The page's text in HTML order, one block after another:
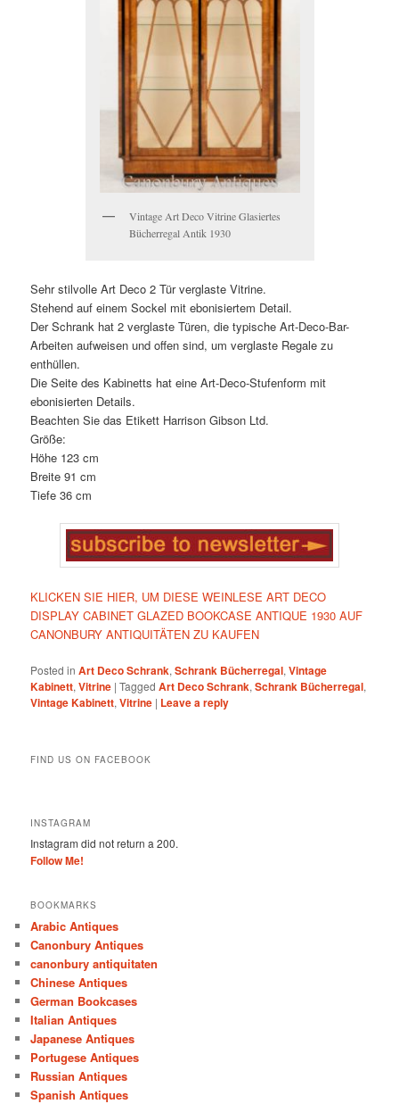
Vintage Art Deco Vitrine Glasiertes
Bücherregal Antik 1930
Sehr stilvolle Art Deco 2 Tür verglaste Vitrine.
Stehend auf einem Sockel mit ebonisiertem Detail.
Der Schrank hat 2 verglaste Türen, die typische Art-Deco-Bar-
Arbeiten aufweisen und offen sind, um verglaste Regale zu
enthüllen.
Die Seite des Kabinetts hat eine Art-Deco-Stufenform mit
ebonisierten Details.
Beachten Sie das Etikett Harrison Gibson Ltd.
Größe:
Höhe 123 cm
Breite 91 cm
Tiefe 36 cm
KLICKEN SIE HIER, UM DIESE WEINLESE ART DECO
DISPLAY CABINET GLAZED BOOKCASE ANTIQUE 1930 AUF
CANONBURY ANTIQUITÄTEN ZU KAUFEN
Posted in Art Deco Schrank,Schrank Bücherregal,Vintage
Kabinett,Vitrine |Tagged Art Deco Schrank,Schrank Bücherregal,
Vintage Kabinett,Vitrine | Leave a reply
FIND US ON FACEBOOK
INSTAGRAM
Instagram did not return a 200.
Follow Me!
BOOKMARKS
Arabic Antiques
Canonbury Antiques
canonbury antiquitaten
Chinese Antiques
German Bookcases
Italian Antiques
Japanese Antiques
Portugese Antiques
Russian Antiques
Spanish Antiques